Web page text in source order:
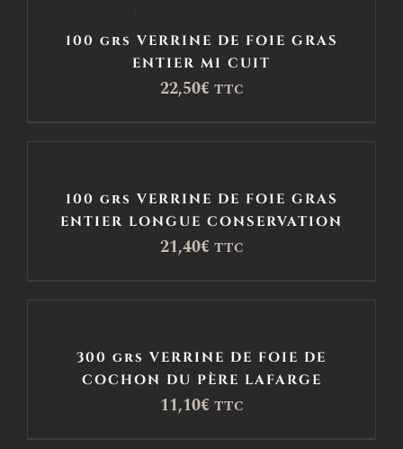
100 grs VERRINE DE FOIE GRAS
ENTIER MI CUIT
22,50€ TTC
100 grs VERRINE DE FOIE GRAS
ENTIER LONGUE CONSERVATION
21,40€ TTC
300 grs VERRINE DE FOIE DE
COCHON DU PÈRE LAFARGE
11,10€ TTC